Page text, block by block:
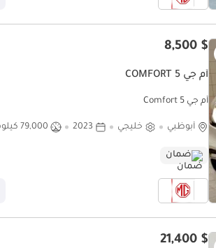
$ 8,500
أم جي 5 COMFORT
أم جي 5 Comfort
أبوظبي خليجي 2023 79,000 كيلومتر
ضمان
$ 21,400